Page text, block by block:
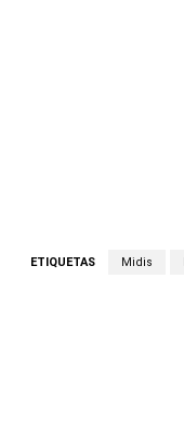
ETIQUETAS Midis